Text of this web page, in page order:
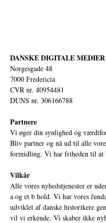
DANSKE DIGITALE
Norgesgade 48
7000 Fredericia
CVR nr. 40954481
DUNS nr. 306166788
Partnere
Vi øger din synlighed og
Bliv partner og nå ud til alle
formidling. Vi har friheden til at
Vilkår
Alle vores nyhedstjenester er
a og et b hold. Vi har vores
udviklet af danske historikere
vil vi erkende. Vi skaber ikke